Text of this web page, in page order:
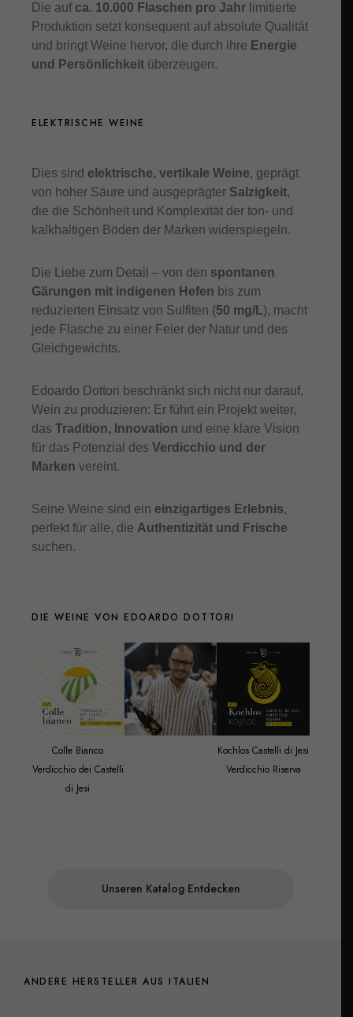
Die auf ca. 10.000 Flaschen pro Jahr limitierte
Produktion setzt konsequent auf absolute Qualität
und bringt Weine hervor, die durch ihre Energie
und Persönlichkeit überzeugen.
ELEKTRISCHE WEINE
Dies sind elektrische, vertikale Weine, geprägt
von hoher Säure und ausgeprägter Salzigkeit,
die die Schönheit und Komplexität der ton- und
kalkhaltigen Böden der Marken widerspiegeln.
Die Liebe zum Detail – von den spontanen
Gärungen mit indigenen Hefen bis zum
reduzierten Einsatz von Sulfiten (50 mg/L), macht
jede Flasche zu einer Feier der Natur und des
Gleichgewichts.
Edoardo Dottori beschränkt sich nicht nur darauf,
Wein zu produzieren: Er führt ein Projekt weiter,
das Tradition, Innovation und eine klare Vision
für das Potenzial des Verdicchio und der
Marken vereint.
Seine Weine sind ein einzigartiges Erlebnis,
perfekt für alle, die Authentizität und Frische
suchen.
DIE WEINE VON EDOARDO DOTTORI
Colle Bianco
Verdicchio dei Castelli
di Jesi
Kochlos Castelli di Jesi
Verdicchio Riserva
Unseren Katalog Entdecken
ANDERE HERSTELLER AUS ITALIEN